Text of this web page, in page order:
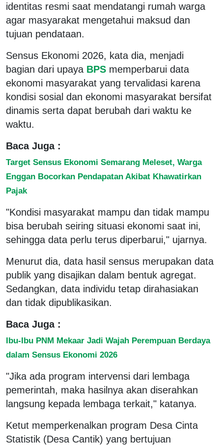
identitas resmi saat mendatangi rumah warga
agar masyarakat mengetahui maksud dan
tujuan pendataan.
Sensus Ekonomi 2026, kata dia, menjadi
bagian dari upaya BPS memperbarui data
ekonomi masyarakat yang tervalidasi karena
kondisi sosial dan ekonomi masyarakat bersifat
dinamis serta dapat berubah dari waktu ke
waktu.
Baca Juga :
Target Sensus Ekonomi Semarang Meleset, Warga
Enggan Bocorkan Pendapatan Akibat Khawatirkan
Pajak
"Kondisi masyarakat mampu dan tidak mampu
bisa berubah seiring situasi ekonomi saat ini,
sehingga data perlu terus diperbarui," ujarnya.
Menurut dia, data hasil sensus merupakan data
publik yang disajikan dalam bentuk agregat.
Sedangkan, data individu tetap dirahasiakan
dan tidak dipublikasikan.
Baca Juga :
Ibu-Ibu PNM Mekaar Jadi Wajah Perempuan Berdaya
dalam Sensus Ekonomi 2026
"Jika ada program intervensi dari lembaga
pemerintah, maka hasilnya akan diserahkan
langsung kepada lembaga terkait," katanya.
Ketut memperkenalkan program Desa Cinta
Statistik (Desa Cantik) yang bertujuan